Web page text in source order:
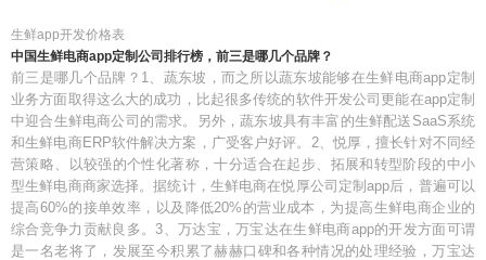
生鲜app开发价格表
中国生鲜电商app定制公司排行榜，前三是哪几个品牌？
前三是哪几个品牌？1、蔬东坡，而之所以蔬东坡能够在生鲜电商app定制
业务方面取得这么大的成功，比起很多传统的软件开发公司更能在app定制
中迎合生鲜电商公司的需求。另外，蔬东坡具有丰富的生鲜配送SaaS系统
和生鲜电商ERP软件解决方案，广受客户好评。2、悦厚，擅长针对不同经
营策略、以较强的个性化著称，十分适合在起步、拓展和转型阶段的中小
型生鲜电商商家选择。据统计，生鲜电商在悦厚公司定制app后，普遍可以
提高60%的接单效率，以及降低20%的营业成本，为提高生鲜电商企业的
综合竞争力贡献良多。3、万达宝，万宝达在生鲜电商app的开发方面可谓
是一名老将了，发展至今积累了赫赫口碑和各种情况的处理经验，万宝达